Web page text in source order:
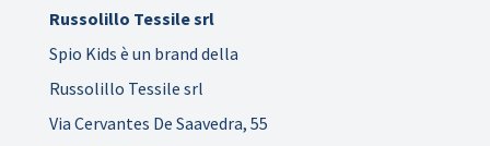
Russolillo Tessile srl
Spio Kids è un brand della
Russolillo Tessile srl
Via Cervantes De Saavedra, 55